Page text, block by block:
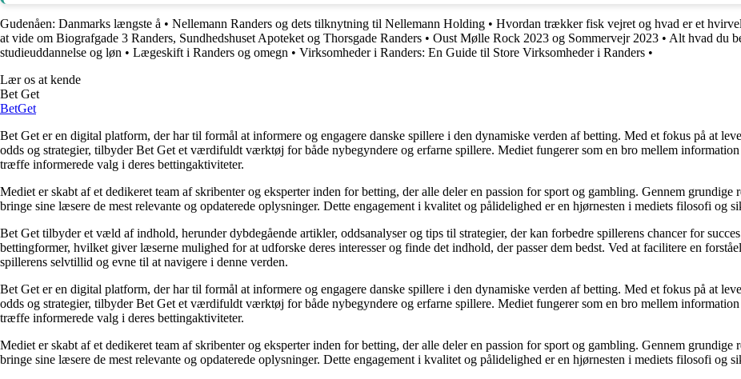
Gudenåen: Danmarks længste å • Nellemann Randers og dets tilknytning til Nellemann Holding • Hvordan trækker fisk vejret og hvad er et
at vide om Biografgade 3 Randers, Sundhedshuset Apoteket og Thorsgade Randers • Oust Mølle Rock 2023 og Sommervejr 2023 • Alt hvad du
studieuddannelse og løn • Lægeskift i Randers og omegn • Virksomheder i Randers: En Guide til Store Virksomheder i Randers •
Lær os at kende
Bet Get
BetGet
Bet Get er en digital platform, der har til formål at informere og engagere danske spillere i den dynamiske verden af betting. Med et fokus på at
odds og strategier, tilbyder Bet Get et værdifuldt værktøj for både nybegyndere og erfarne spillere. Mediet fungerer som en bro mellem
træffe informerede valg i deres bettingaktiviteter.
Mediet er skabt af et dedikeret team af skribenter og eksperter inden for betting, der alle deler en passion for sport og gambling. Gennem
bringe sine læsere de mest relevante og opdaterede oplysninger. Dette engagement i kvalitet og pålidelighed er en hjørnesten i mediets filosofi og
Bet Get tilbyder et væld af indhold, herunder dybdegående artikler, oddsanalyser og tips til strategier, der kan forbedre spillerens chancer for
bettingformer, hvilket giver læserne mulighed for at udforske deres interesser og finde det indhold, der passer dem bedst. Ved at facilitere en
spillerens selvtillid og evne til at navigere i denne verden.
Bet Get er en digital platform, der har til formål at informere og engagere danske spillere i den dynamiske verden af betting. Med et fokus på at
odds og strategier, tilbyder Bet Get et værdifuldt værktøj for både nybegyndere og erfarne spillere. Mediet fungerer som en bro mellem
træffe informerede valg i deres bettingaktiviteter.
Mediet er skabt af et dedikeret team af skribenter og eksperter inden for betting, der alle deler en passion for sport og gambling. Gennem
bringe sine læsere de mest relevante og opdaterede oplysninger. Dette engagement i kvalitet og pålidelighed er en hjørnesten i mediets filosofi og